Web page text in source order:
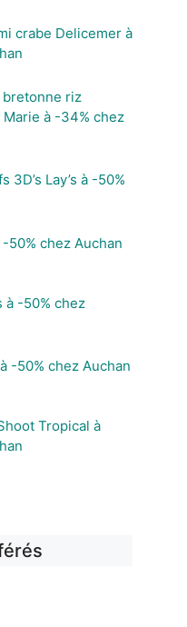
crabe Delicemer à
bretonne riz
à -34% chez
3D’s Lay’s à -50%
50% chez Auchan
à -50% chez
-50% chez Auchan
Tropical à